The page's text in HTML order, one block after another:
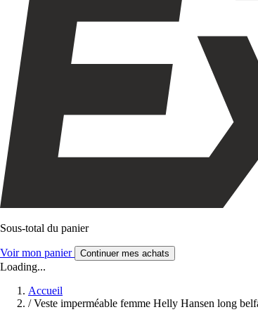
Sous-total du panier
Voir mon panier Continuer mes achats
Loading...
Accueil
/ Veste imperméable femme Helly Hansen long